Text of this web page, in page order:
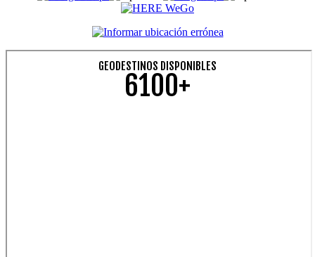
GEODESTINOS DISPONIBLES
6100+